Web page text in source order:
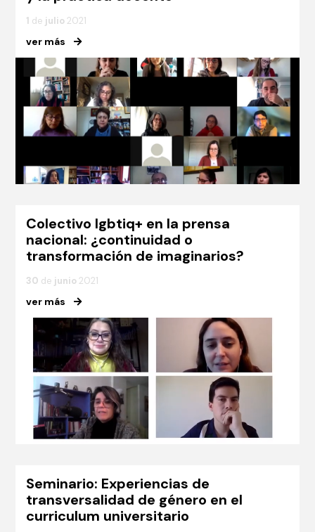
1 de julio 2021
ver más
Colectivo lgbtiq+ en la prensa
nacional: ¿continuidad o
transformación de imaginarios?
30 de junio 2021
ver más
Seminario: Experiencias de
transversalidad de género en el
curriculum universitario